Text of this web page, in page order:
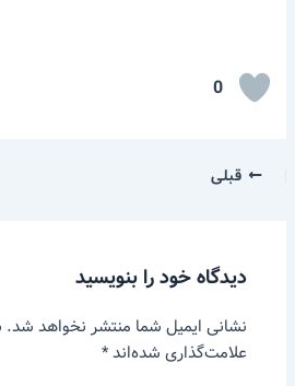
0
قبلی
دیدگاه‌ خود را بنویسید
نشانی ایمیل شما منتشر نخواهد شد.
علامت‌گذاری شده‌اند*